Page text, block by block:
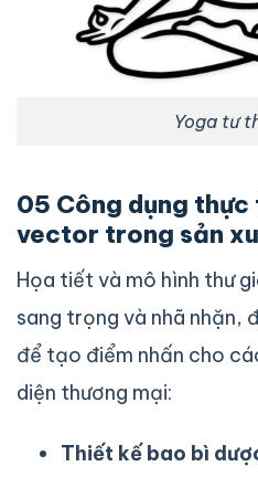
Yoga tư
05 Công dụng
vector trong sản
Họa tiết và mô hình thư
sang trọng và nhã nhặn,
để tạo điểm nhấn cho
diện thương mại:
Thiết kế bao bì